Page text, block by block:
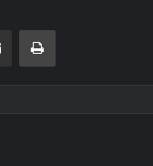
E-Posta ile paylaş Yazdır